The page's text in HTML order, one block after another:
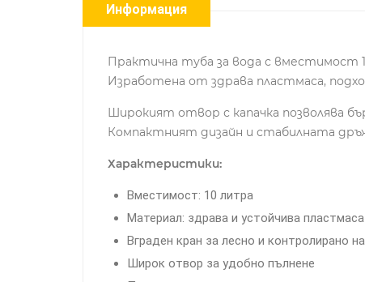
Информация
Практична туба за вода с вместимост
Изработена от здрава пластмаса,
Широкият отвор с капачка позволява
Компактният дизайн и стабилната
Характеристики:
Вместимост: 10 литра
Материал: здрава и устойчива пластмаса
Вграден кран за лесно и контролирано
Широк отвор за удобно пълнене